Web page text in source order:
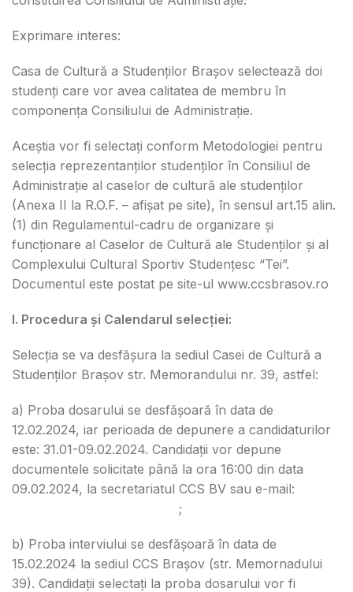
Exprimare interes:
Casa de Cultură a Studenților Brașov selectează doi
studenți care vor avea calitatea de membru în
componența Consiliului de Administrație.
Aceștia vor fi selectați conform Metodologiei pentru
selecția reprezentanților studenților în Consiliul de
Administrație al caselor de cultură ale studenților
(Anexa II la R.O.F. – afișat pe site), în sensul art.15 alin.
(1) din Regulamentul-cadru de organizare și
funcționare al Caselor de Cultură ale Studenților și al
Complexului Cultural Sportiv Studențesc “Tei”.
Documentul este postat pe site-ul www.ccsbrasov.ro
I. Procedura și Calendarul selecției:
Selecția se va desfășura la sediul Casei de Cultură a
Studenților Brașov str. Memorandului nr. 39, astfel:
a) Proba dosarului se desfășoară în data de
12.02.2024, iar perioada de depunere a candidaturilor
este: 31.01-09.02.2024. Candidații vor depune
documentele solicitate până la ora 16:00 din data
09.02.2024, la secretariatul CCS BV sau e-mail:
;
b) Proba interviului se desfășoară în data de
15.02.2024 la sediul CCS Brașov (str. Memornadului
39). Candidații selectați la proba dosarului vor fi